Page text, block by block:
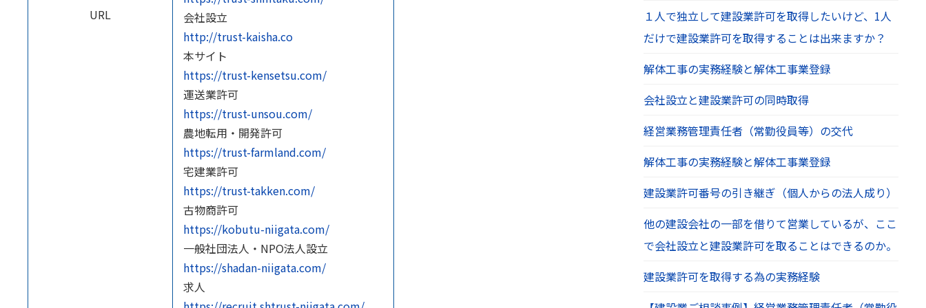
URL
会社設立
http://trust-kaisha.co
本サイト
https://trust-kensetsu.com/
運送業許可
https://trust-unsou.com/
農地転用・開発許可
https://trust-farmland.com/
宅建業許可
https://trust-takken.com/
古物商許可
https://kobutu-niigata.com/
一般社団法人・NPO法人設立
https://shadan-niigata.com/
求人
１人で独立して建設業許可を取得したいけど、1人
だけで建設業許可を取得することは出来ますか？
解体工事の実務経験と解体工事業登録
会社設立と建設業許可の同時取得
経営業務管理責任者（常勤役員等）の交代
解体工事の実務経験と解体工事業登録
建設業許可番号の引き継ぎ（個人からの法人成り）
他の建設会社の一部を借りて営業しているが、ここ
で会社設立と建設業許可を取ることはできるのか。
建設業許可を取得する為の実務経験